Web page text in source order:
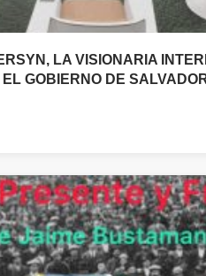
LA VISIONARIA
EL GOBIERNO DE